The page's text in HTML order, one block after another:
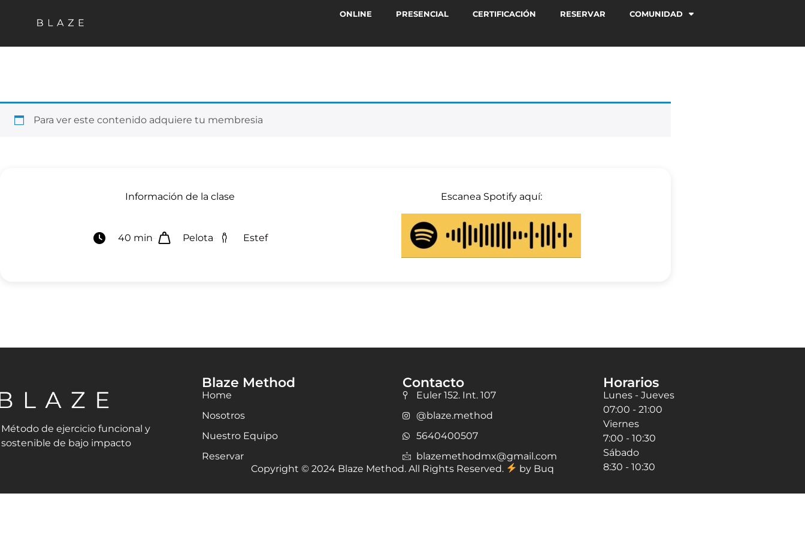
ONLINE PRESENCIAL CERTIFICACIÓN RESERVAR COMUNIDAD
Para ver este contenido adquiere tu membresia
Información de la clase
40 min Pelota Estef
Escanea Spotify aquí:
Método de ejercicio funcional y
sostenible de bajo impacto
Blaze Method
Home
Nosotros
Nuestro Equipo
Reservar
Contacto
Euler 152. Int. 107
@blaze.method
5640400507
blazemethodmx@gmail.com
Horarios
Lunes - Jueves
07:00 - 21:00
Viernes
7:00 - 10:30
Sábado
8:30 - 10:30
Copyright © 2024 Blaze Method. All Rights Reserved. by Buq